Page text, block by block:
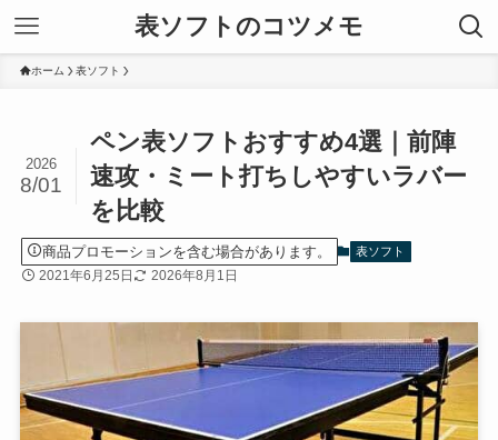
表ソフトのコツメモ
ホーム 表ソフト
ペン表ソフトおすすめ4選｜前陣
速攻・ミート打ちしやすいラバー
を比較
2026
8/01
商品プロモーションを含む場合があります。 表ソフト
2021年6月25日 2026年8月1日